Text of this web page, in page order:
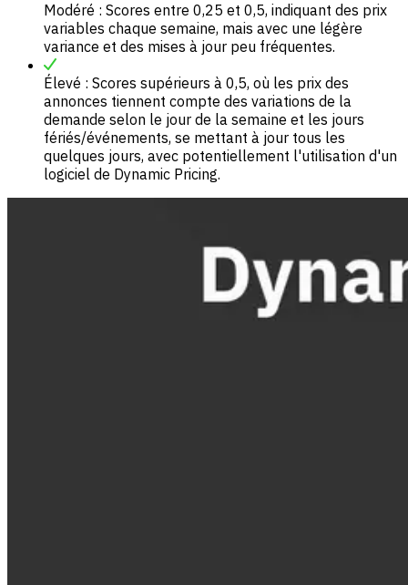
Modéré : Scores entre 0,25 et 0,5, indiquant des prix
variables chaque semaine, mais avec une légère
variance et des mises à jour peu fréquentes.
Élevé : Scores supérieurs à 0,5, où les prix des
annonces tiennent compte des variations de la
demande selon le jour de la semaine et les jours
fériés/événements, se mettant à jour tous les
quelques jours, avec potentiellement l'utilisation d'un
logiciel de Dynamic Pricing.